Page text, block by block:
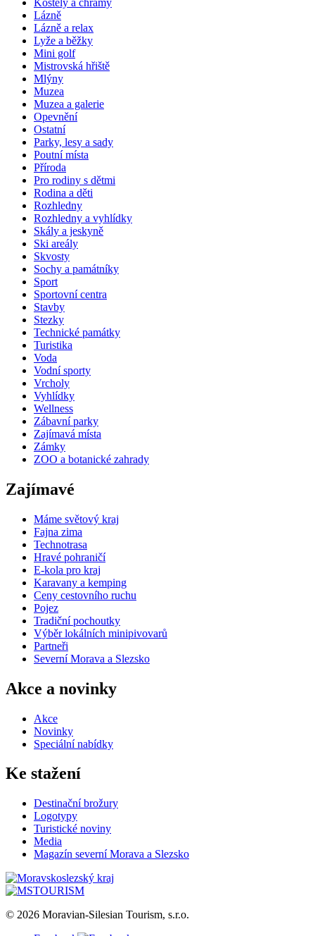
Lázně
Lázně a relax
Lyže a běžky
Mini golf
Mistrovská hřiště
Mlýny
Muzea
Muzea a galerie
Opevnění
Ostatní
Parky, lesy a sady
Poutní místa
Příroda
Pro rodiny s dětmi
Rodina a děti
Rozhledny
Rozhledny a vyhlídky
Skály a jeskyně
Ski areály
Skvosty
Sochy a památníky
Sport
Sportovní centra
Stavby
Stezky
Technické památky
Turistika
Voda
Vodní sporty
Vrcholy
Vyhlídky
Wellness
Zábavní parky
Zajímavá místa
Zámky
ZOO a botanické zahrady
Zajímavé
Máme světový kraj
Fajna zima
Technotrasa
Hravé pohraničí
E-kola pro kraj
Karavany a kemping
Ceny cestovního ruchu
Pojez
Tradiční pochoutky
Výběr lokálních minipivovarů
Partneři
Severní Morava a Slezsko
Akce a novinky
Akce
Novinky
Speciální nabídky
Ke stažení
Destinační brožury
Logotypy
Turistické noviny
Media
Magazín severní Morava a Slezsko
© 2026 Moravian-Silesian Tourism, s.r.o.